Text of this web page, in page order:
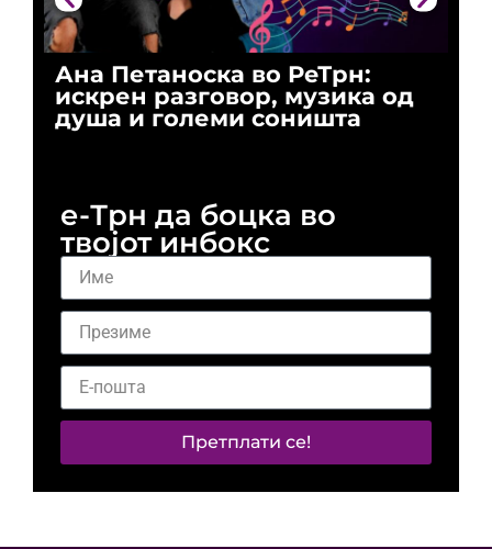
Ана Петаноска во РеТрн:
искрен разговор, музика од
душа и големи соништа
е-Трн да боцка во
твојот инбокс
Претплати се!